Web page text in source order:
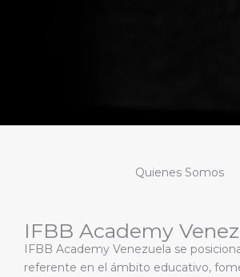
Quienes Somos
IFBB Academy
IFBB Academy Venezuela se
referente en el ámbito educativo,